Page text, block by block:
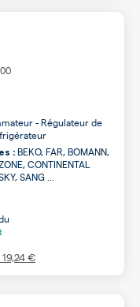
- Régulateur de
: BEKO, FAR, BOMANN,
CONTINENTAL
SANG ...
19,24 €